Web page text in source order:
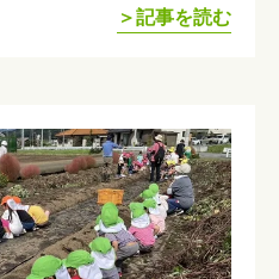
＞記事を読む